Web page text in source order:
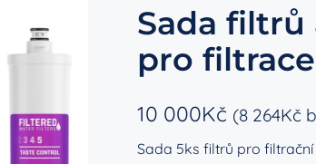
Sada filtrů
pro
10 000Kč (8 264Kč
Sada 5ks filtrů pro